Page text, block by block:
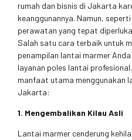
rumah dan bisnis di Jakarta
keanggunannya. Namun,
perawatan yang tepat
Salah satu cara terbaik untuk
penampilan lantai marmer
layanan poles lantai
manfaat utama menggunakan
Jakarta:
1. Mengembalikan Kilau Asli
Lantai marmer cenderung